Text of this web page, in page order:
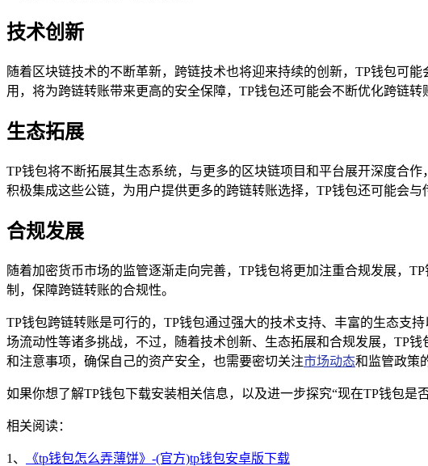
技术创新
随着区块链技术的不断革新，跨链技术也将迎来持续的创新，TP钱包可
用，将为跨链转账带来更高的安全保障，TP钱包还可能会不断优化跨链
生态拓展
TP钱包将不断拓展其生态系统，与更多的区块链项目和平台展开深度合
积极集成这些公链，为用户提供更多的跨链转账选择，TP钱包还可能会
合规发展
随着加密货币市场的监管逐渐走向完善，TP钱包将更加注重合规发展，
制，保障跨链转账的合规性。
TP钱包跨链转账是可行的，TP钱包通过强大的技术支持、丰富的生态支
场流动性等诸多挑战，不过，随着技术创新、生态拓展和合规发展，TP
和注意事项，确保自己的资产安全，也需要密切关注市场动态和监管政策
如果你想了解TP钱包下载安装相关信息，以及进一步探究“现在TP钱包是
相关阅读：
1、 《tp钱包怎么弄薄饼》-(官方)tp钱包安卓版下载